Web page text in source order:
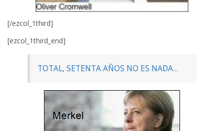
[/ezcol_1third]
[ezcol_1third_end]
TOTAL, SETENTA AÑOS NO ES NADA…